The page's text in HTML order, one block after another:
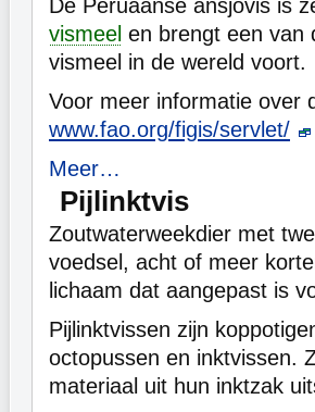
De Peruaanse ansjovis is
vismeel en brengt een van
vismeel in de wereld voort.
Voor meer informatie over
www.fao.org/figis/servlet/
Meer…
Pijlinktvis
Zoutwaterweekdier met
voedsel, acht of meer
lichaam dat aangepast is
Pijlinktvissen zijn
octopussen en inktvissen.
materiaal uit hun inktzak